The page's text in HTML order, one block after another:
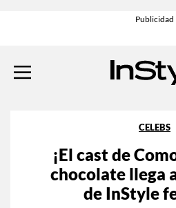
CELEBS
¡El cast de
chocolate llega
de InStyle